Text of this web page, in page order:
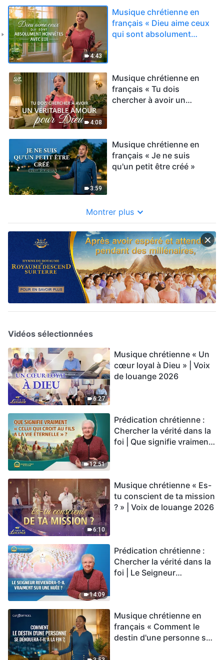
4:43
Musique chrétienne en
français « Dieu aime ceux
qui sont absolument
4:08
Musique chrétienne en
français « Tu dois
chercher à avoir un
3:59
Musique chrétienne en
français « Je ne suis
qu'un petit être créé »
Montrer plus
Vidéos sélectionnées
6:27
Musique chrétienne « Un
cœur loyal à Dieu » | Voix
de louange 2026
12:51
Prédication chrétienne :
Chercher la vérité dans la
foi | Que signifie vraiment
6:10
Musique chrétienne « Es-
tu conscient de ta mission
? » | Voix de louange 2026
14:09
Prédication chrétienne :
Chercher la vérité dans la
foi | Le Seigneur
Musique chrétienne en
français « Comment le
destin d'une personne se